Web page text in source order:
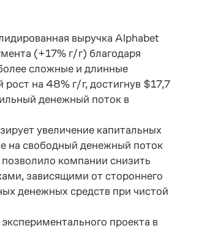
выручка Alphabet
(+17% г/г) благодаря
сложные и длинные
на 48% г/г, достигнув $17,7
денежный поток в
увеличение капитальных
на свободный денежный поток
компании снизить
зависящими от стороннего
денежных средств при чистой
проекта в